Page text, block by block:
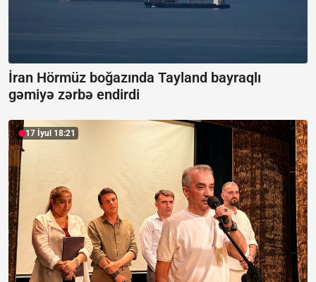
İran Hörmüz boğazında Tayland bayraqlı
gəmiyə zərbə endirdi
17 İyul 18:21